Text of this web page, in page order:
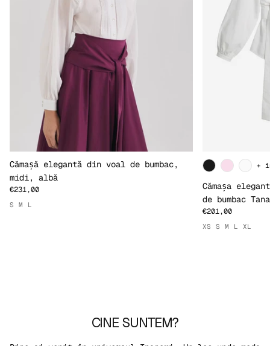
Cămașă elegantă din voal de bumbac,
midi, albă
€231,00
S M L
Cămașa
de bumbac
€201,00
XS S M L XL
+
CINE SUNTEM?